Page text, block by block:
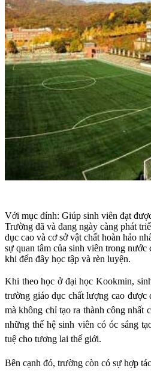
Với mục đính: Giúp sinh viên đạt
Trường đã và đang ngày càng phát
dục cao và cơ sở vật chất hoàn hảo
sự quan tâm của sinh viên trong
khi đến đây học tập và rèn luyện.
Khi theo học ở đại học Kookmin,
trường giáo dục chất lượng cao được
mà không chỉ tạo ra thành công nhất
những thế hệ sinh viên có óc sáng
tuệ cho tương lai thế giới.
Bên cạnh đó, trường còn có sự hợp